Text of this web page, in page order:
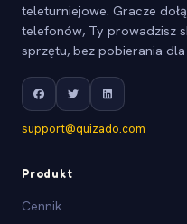
teleturniejowe. Gracze
telefonów, Ty prowadzisz
sprzętu, bez pobierania
support@quizado.com
Produkt
Cennik